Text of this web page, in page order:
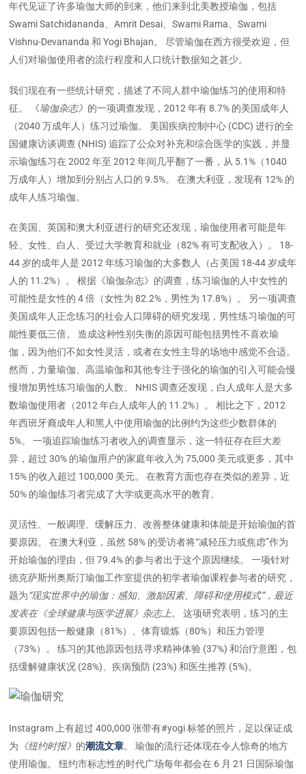
年代见证了许多瑜伽大师的到来，他们来到北美教授瑜伽，包括
Swami Satchidananda、Amrit Desai、Swami Rama、Swami
Vishnu-Devananda 和 Yogi Bhajan。 尽管瑜伽在西方很受欢迎，但
人们对瑜伽使用者的流行程度和人口统计数据知之甚少。
我们现在有一些统计研究，描述了不同人群中瑜伽练习的使用和特
征。 《瑜伽杂志》 的一项调查发现，2012 年有 8.7% 的美国成年人
（2040 万成年人）练习过瑜伽。 美国疾病控制中心 (CDC) 进行的全
国健康访谈调查 (NHIS) 追踪了公众对补充和综合医学的实践，并显
示瑜伽练习在 2002 年至 2012 年间几乎翻了一番，从 5.1%（1040
万成年人）增加到分别占人口的 9.5%。 在澳大利亚，发现有 12% 的
成年人练习瑜伽。
在美国、英国和澳大利亚进行的研究还发现，瑜伽使用者可能是年
轻、女性、白人、受过大学教育和就业（82% 有可支配收入）。 18-
44 岁的成年人是 2012 年练习瑜伽的大多数人（占美国 18-44 岁成年
人的 11.2%）。 根据《瑜伽杂志》的调查，练习瑜伽的人中女性的
可能性是女性的 4 倍（女性为 82.2%，男性为 17.8%）。 另一项调查
美国成年人正念练习的社会人口障碍的研究发现，男性练习瑜伽的可
能性要低三倍。 造成这种性别失衡的原因可能包括男性不喜欢瑜
伽，因为他们不如女性灵活，或者在女性主导的场地中感觉不合适。
然而，力量瑜伽、高温瑜伽和其他专注于强化的瑜伽的引入可能会慢
慢增加男性练习瑜伽的人数。 NHIS 调查还发现，白人成年人是大多
数瑜伽使用者（2012 年白人成年人的 11.2%）。 相比之下，2012
年西班牙裔成年人和黑人中使用瑜伽的比例约为这些少数群体的
5%。 一项追踪瑜伽练习者收入的调查显示，这一特征存在巨大差
异，超过 30% 的瑜伽用户的家庭年收入为 75,000 美元或更多，其中
15% 的收入超过 100,000 美元。 在教育方面也存在类似的差异，近
50% 的瑜伽练习者完成了大学或更高水平的教育。
灵活性、一般调理、缓解压力、改善整体健康和体能是开始瑜伽的首
要原因。 在澳大利亚，虽然 58% 的受访者将“减轻压力或焦虑”作为
开始瑜伽的理由，但 79.4% 的参与者出于这个原因继续。 一项针对
德克萨斯州奥斯汀瑜伽工作室提供的初学者瑜伽课程参与者的研究，
题为“现实世界中的瑜伽：感知、激励因素、障碍和使用模式”，最近
发表在《全球健康与医学进展》杂志上。 这项研究表明，练习的主
要原因包括一般健康（81%）、体育锻炼（80%）和压力管理
（73%）。 练习的其他原因包括寻求精神体验 (37%) 和治疗意图，包
括缓解健康状况 (28%)、疾病预防 (23%) 和医生推荐 (5%)。
Instagram 上有超过 400,000 张带有#yogi 标签的照片，足以保证成
为 《纽约时报》 的潮流文章。 瑜伽的流行还体现在令人惊奇的地方
使用瑜伽。 纽约市标志性的时代广场每年都会在 6 月 21 日国际瑜伽